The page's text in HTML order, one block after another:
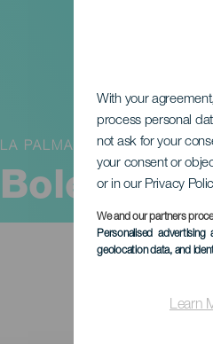
With your
process personal
not ask for your
your consent or
or in our Privacy
We and our partners
Personalised
geolocation data, and
Learn
Bolero
LA PALMA